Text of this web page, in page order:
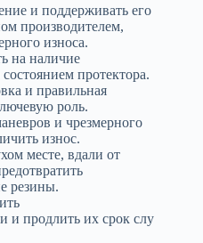
и поддерживать его
производителем,
износа.
на наличие
протектора.
и правильная
роль.
и чрезмерного
износ.
месте, вдали от
резины.
и продлить их срок слу